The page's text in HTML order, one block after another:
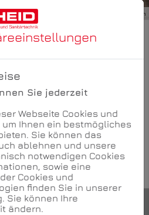
©Christian - stock.adobe.com
BRAUCHEN
Leck in einer Leitung oder
Kein Problem, wir sind für
bei uns.
Sie jederzeit
Webseite Cookies und
Ihnen ein bestmögliches
Sie können das
ablehnen und unsere
notwendigen Cookies
sowie eine
Cookies und
finden Sie in unserer
Sie können Ihre
ändern.